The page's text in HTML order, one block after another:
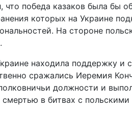
победа казаков была бы
которых на Украине
На стороне
находила поддержку
сражались Иеремия
должности и
в битвах с